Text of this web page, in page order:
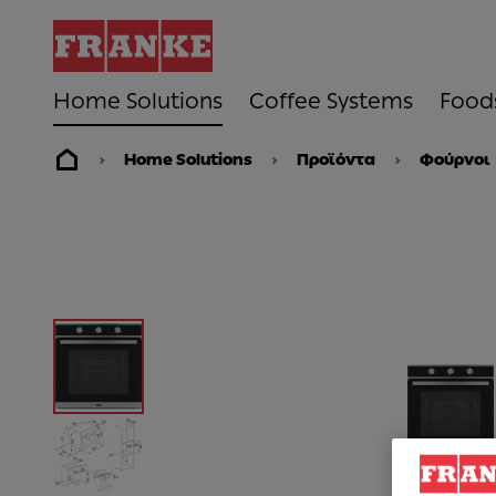
Home Solutions Coffee Systems
Home Solutions Προϊόντα Φούρνοι